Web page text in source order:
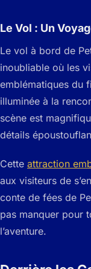
Le Vol : Un
Le vol à bord de
inoubliable où les
emblématiques du
illuminée à la
scène est
détails
Cette attraction
aux visiteurs de
conte de fées de
pas manquer pour
l’aventure.